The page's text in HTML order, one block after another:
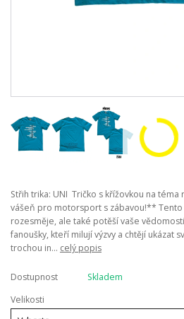
Střih trika: UNI Tričko s křížovkou na téma
vášeň pro motorsport s zábavou!** Tento
rozesměje, ale také potěší vaše
fanoušky, kteří milují výzvy a chtějí ukázat
trochou in... celý popis
Dostupnost
Skladem
Velikosti